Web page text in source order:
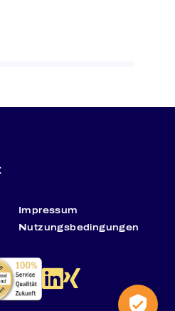
Impressum
Nutzungsbedingungen